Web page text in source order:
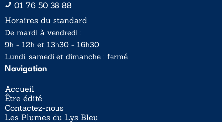
01 76 50 38 88
Horaires du standard
De mardi à vendredi :
9h - 12h et 13h30 - 16h30
Lundi, samedi et dimanche : fermé
Navigation
Accueil
Être édité
Contactez-nous
Les Plumes du Lys Bleu